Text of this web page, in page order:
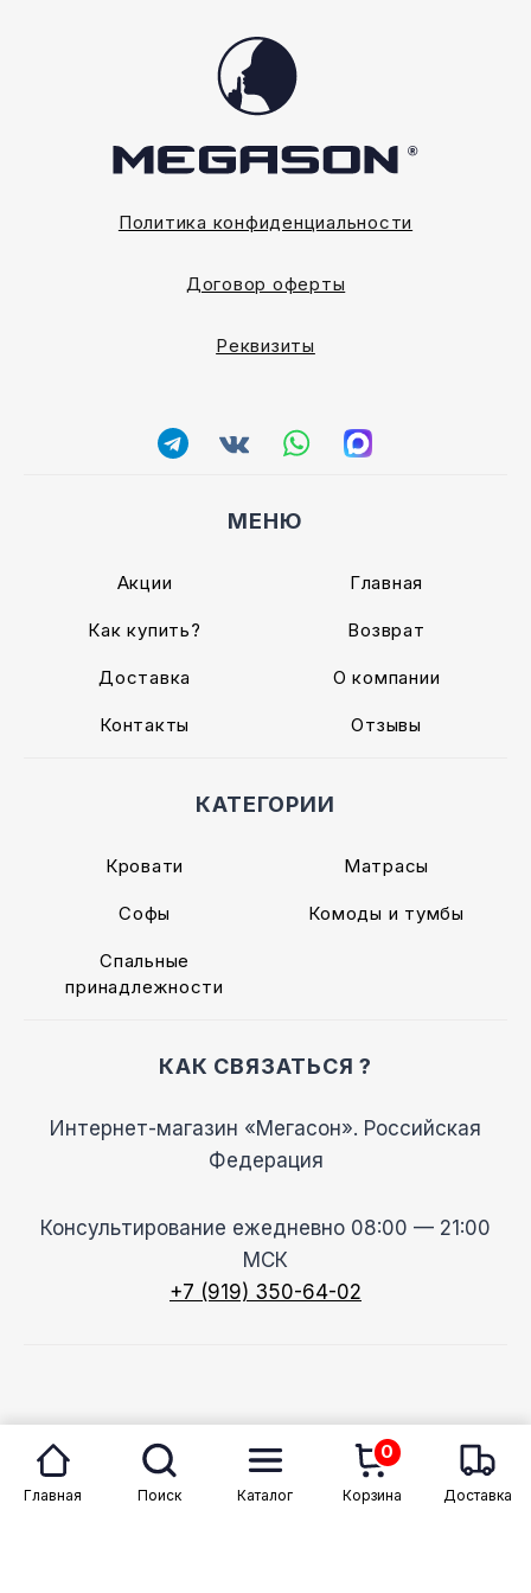
Политика конфиденциальности
Договор оферты
Реквизиты
МЕНЮ
Акции Главная
Как купить? Возврат
Доставка О компании
Контакты Отзывы
КАТЕГОРИИ
Кровати Матрасы
Софы Комоды и тумбы
Спальные
принадлежности
КАК СВЯЗАТЬСЯ ?
Интернет-магазин «Мегасон». Российская
Федерация
Консультирование ежедневно 08:00 — 21:00
МСК
+7 (919) 350-64-02
© 2026 Megason
Главная Поиск Каталог
0
Корзина Доставка